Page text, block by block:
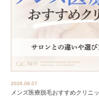
2026.08.07
メンズ医療脱毛おすすめクリニ